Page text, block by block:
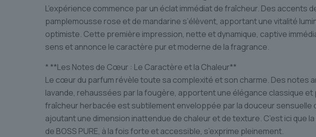
L’expérience commence par un éclat immédiat de fraîcheur. Des accents
pamplemousse rose et de mandarine s’élèvent, apportant une vitalité
optimiste. Cette première impression, nette et dynamique, captive
sens et annonce le caractère pur et moderne de la fragrance.
* **Les Notes de Cœur : Le Caractère et la Chaleur**
Le cœur du parfum révèle toute sa complexité et son charme. Des notes
lavande, rehaussées par la fougère, apportent une élégance classique
fraîcheur herbacée est subtilement enveloppée par la douceur sensuelle
ajoutant une dimension inattendue de chaleur et de texture. C’est ici que
de BOSS PURE, à la fois forte et accessible, s’exprime pleinement.